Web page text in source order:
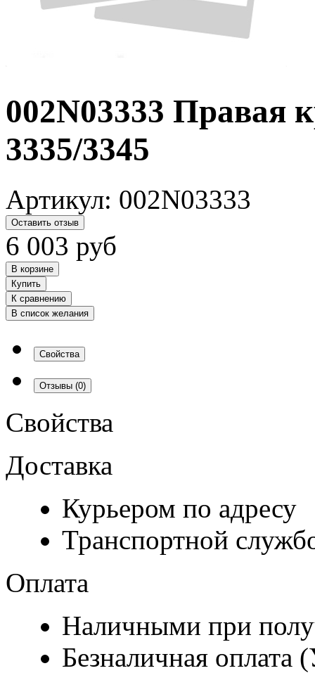
002N03333 Правая
3335/3345
Артикул: 002N03333
Оставить отзыв
6 003 руб
В корзине
Купить
К сравнению
В список желания
Свойства
Отзывы (0)
Свойства
Доставка
Курьером по адресу
Транспортной
Оплата
Наличными при
Безналичная